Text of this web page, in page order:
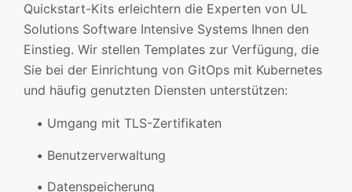
Quickstart-Kits erleichtern die Experten von UL
Solutions Software Intensive Systems Ihnen den
Einstieg. Wir stellen Templates zur Verfügung, die
Sie bei der Einrichtung von GitOps mit Kubernetes
und häufig genutzten Diensten unterstützen:
Umgang mit TLS-Zertifikaten
Benutzerverwaltung
Datenspeicherung